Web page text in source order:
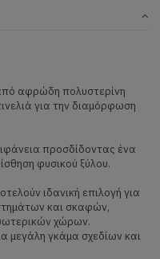
αφρώδη πολυστερίνη
για την διαμόρφωση
προσδίδοντας ένα
φυσικού ξύλου.
ιδανική επιλογή για
και σκαφών,
χώρων.
μεγάλη γκάμα σχεδίων και